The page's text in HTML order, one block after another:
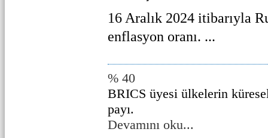
16 Aralık 2024 itibarıyla
enflasyon oranı. ...
% 40
BRICS üyesi ülkelerin
payı.
Devamını oku...